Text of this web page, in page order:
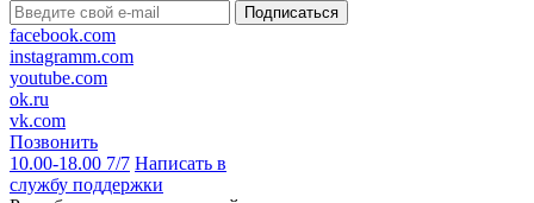
Подписаться
facebook.com
instagramm.com
youtube.com
ok.ru
vk.com
Позвонить
10.00-18.00 7/7 Написать в
службу поддержки